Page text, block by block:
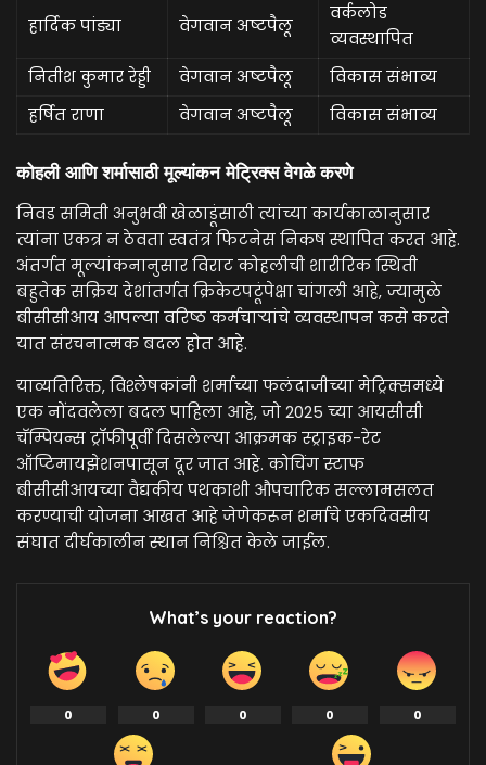
हार्दिक पांड्या वेगवान अष्टपैलू
वर्कलोड
व्यवस्थापित
नितीश कुमार रेड्डी
वेगवान अष्टपैलू
विकास संभाव्य
हर्षित राणा
वेगवान अष्टपैलू विकास संभाव्य
कोहली आणि शर्मासाठी मूल्यांकन मेट्रिक्स वेगळे करणे
निवड समिती अनुभवी खेळाडूंसाठी त्यांच्या कार्यकाळानुसार
त्यांना एकत्र न ठेवता स्वतंत्र फिटनेस निकष स्थापित करत आहे.
अंतर्गत मूल्यांकनानुसार विराट कोहलीची शारीरिक स्थिती
बहुतेक सक्रिय देशांतर्गत क्रिकेटपटूंपेक्षा चांगली आहे, ज्यामुळे
बीसीसीआय आपल्या वरिष्ठ कर्मचाऱ्यांचे व्यवस्थापन कसे करते
यात संरचनात्मक बदल होत आहे.
याव्यतिरिक्त, विश्लेषकांनी शर्माच्या फलंदाजीच्या मेट्रिक्समध्ये
एक नोंदवलेला बदल पाहिला आहे, जो 2025 च्या आयसीसी
चॅम्पियन्स ट्रॉफीपूर्वी दिसलेल्या आक्रमक स्ट्राइक-रेट
ऑप्टिमायझेशनपासून दूर जात आहे. कोचिंग स्टाफ
बीसीसीआयच्या वैद्यकीय पथकाशी औपचारिक सल्लामसलत
करण्याची योजना आखत आहे जेणेकरून शर्माचे एकदिवसीय
संघात दीर्घकालीन स्थान निश्चित केले जाईल.
What’s your reaction?
0 0 0 0 0